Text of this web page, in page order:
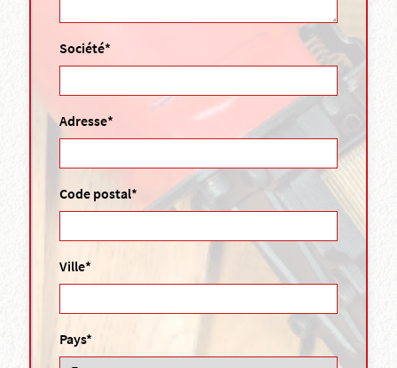
Société*
Adresse*
Code postal*
Ville*
Pays*